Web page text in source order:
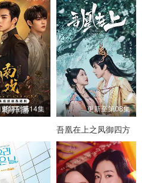
更新至第14集 更新至第08集
吾凰在上之凤御四方